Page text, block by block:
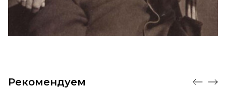
Рекомендуем